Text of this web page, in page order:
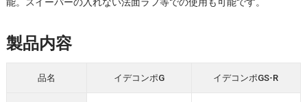
能。スイーパーの入れない法面ラフ等での使用も可能です。
製品内容
品名 イデコンポG イデコンポGS-R